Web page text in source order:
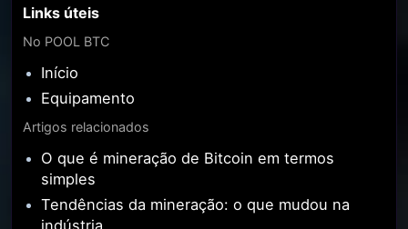
Links úteis
No POOL BTC
Início
Equipamento
Artigos relacionados
O que é mineração de Bitcoin em termos
simples
Tendências da mineração: o que mudou na
indústria